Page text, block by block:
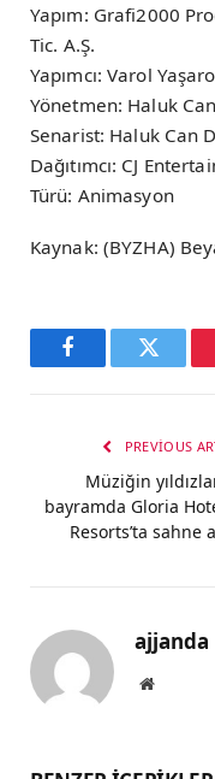
Yapım: Grafi2000
Tic. A.Ş.
Yapımcı: Varol
Yönetmen: Haluk
Senarist: Haluk Can
Dağıtımcı: CJ
Türü: Animasyon
Kaynak: (BYZHA)
FacebookTwitter
PREVIOUS
Müziğin
bayramda Gloria
Resorts’ta sahne
ajjanda
Website